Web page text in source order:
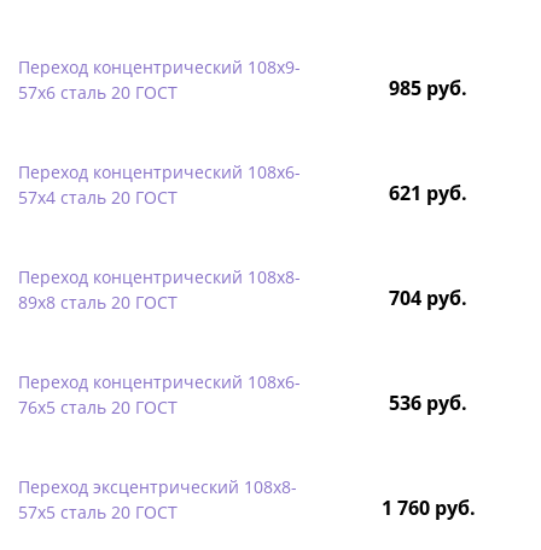
Переход концентрический 108х9-
57х6 сталь 20 ГОСТ
985 руб.
Переход концентрический 108х6-
57х4 сталь 20 ГОСТ
621 руб.
Переход концентрический 108х8-
89х8 сталь 20 ГОСТ
704 руб.
Переход концентрический 108х6-
76х5 сталь 20 ГОСТ
536 руб.
Переход эксцентрический 108х8-
57х5 сталь 20 ГОСТ
1 760 руб.